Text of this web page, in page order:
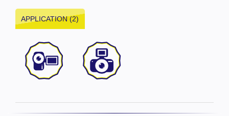
APPLICATION (2)